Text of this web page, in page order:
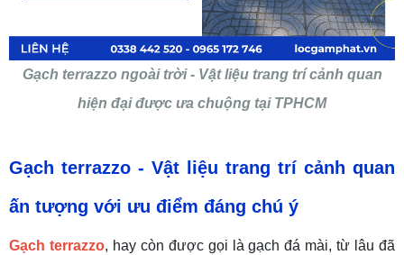
Gạch terrazzo ngoài trời - Vật liệu trang trí cảnh quan
hiện đại được ưa chuộng tại TPHCM
Gạch terrazzo - Vật liệu trang trí cảnh quan
ấn tượng với ưu điểm đáng chú ý
Gạch terrazzo, hay còn được gọi là gạch đá mài, từ lâu đã